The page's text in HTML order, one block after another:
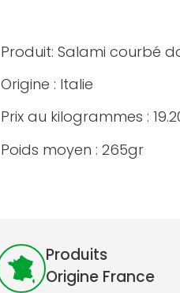
Produit: Salami courbé
Origine : Italie
Prix au kilogrammes :
Poids moyen : 265gr
Produits
Origine France